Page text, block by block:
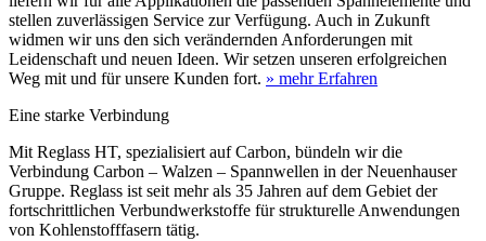
stellen zuverlässigen Service zur Verfügung. Auch in Zukunft
widmen wir uns den sich verändernden Anforderungen mit
Leidenschaft und neuen Ideen. Wir setzen unseren erfolgreichen
Weg mit und für unsere Kunden fort. » mehr Erfahren
Eine starke Verbindung
Mit Reglass HT, spezialisiert auf Carbon, bündeln wir die
Verbindung Carbon – Walzen – Spannwellen in der Neuenhauser
Gruppe. Reglass ist seit mehr als 35 Jahren auf dem Gebiet der
fortschrittlichen Verbundwerkstoffe für strukturelle Anwendungen
von Kohlenstofffasern tätig.